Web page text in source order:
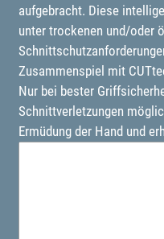
aufgebracht. Diese
unter trockenen und/oder
Zusammenspiel mit
Nur bei bester
Schnittverletzungen
Ermüdung der Hand und